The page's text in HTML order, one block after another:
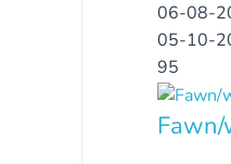
06-08-
05-10-
95